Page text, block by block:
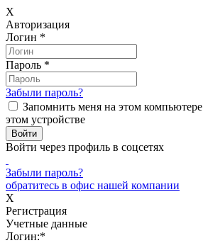
X
Авторизация
Логин *
Пароль *
Забыли пароль?
Запомнить меня на этом компьютере
этом устройстве
Войти через профиль в соцсетях
Забыли пароль?
обратитесь в офис нашей компании
X
Регистрация
Учетные данные
Логин:*